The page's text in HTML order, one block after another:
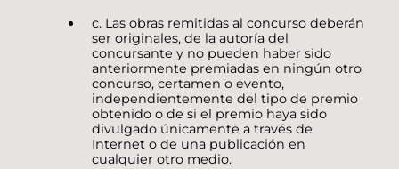
c. Las obras remitidas al concurso deberán
ser originales, de la autoría del
concursante y no pueden haber sido
anteriormente premiadas en ningún otro
concurso, certamen o evento,
independientemente del tipo de premio
obtenido o de si el premio haya sido
divulgado únicamente a través de
Internet o de una publicación en
cualquier otro medio.